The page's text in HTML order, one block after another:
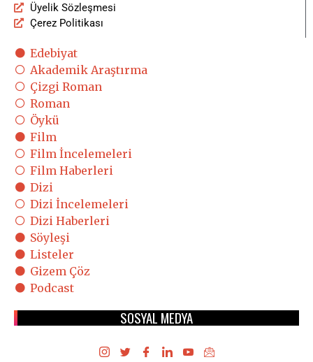
Üyelik Sözleşmesi
Çerez Politikası
Edebiyat
Akademik Araştırma
Çizgi Roman
Roman
Öykü
Film
Film İncelemeleri
Film Haberleri
Dizi
Dizi İncelemeleri
Dizi Haberleri
Söyleşi
Listeler
Gizem Çöz
Podcast
SOSYAL MEDYA